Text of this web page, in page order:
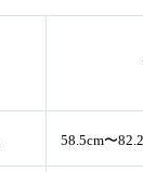
58.5cm〜